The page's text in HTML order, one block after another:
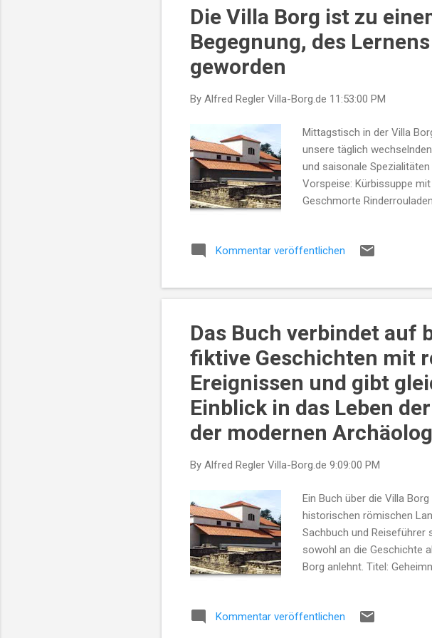
Die Villa Borg ist zu
Begegnung, des
geworden
By Alfred Regler Villa-Borg.de 11:53:00 PM
Mittagstisch in der Villa
unsere täglich
und saisonale
Vorspeise: Kürbissuppe
Geschmorte
Zanderfilet mit
November 2024
Schweineschnitzel
Kommentar veröffentlichen
Das Buch verbindet auf
fiktive Geschichten mit
Ereignissen und gibt
Einblick in das Leben
der modernen
By Alfred Regler Villa-Borg.de 9:09:00 PM
Ein Buch über die Villa
historischen römischen
Sachbuch und Reiseführer
sowohl an die Geschichte
Borg anlehnt. Titel:
Veröffentlichungsdatum:
Villa Borg nimmt die Leser
Kommentar veröffentlichen